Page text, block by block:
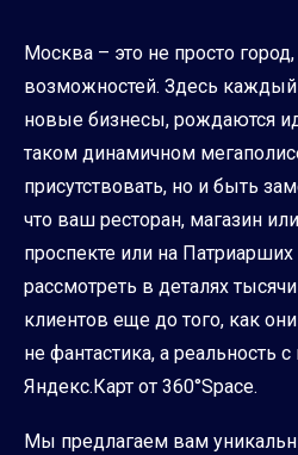
Москва – это не просто
возможностей. Здесь
новые бизнесы, рождаются
таком динамичном
присутствовать, но и быть
что ваш ресторан, магазин
проспекте или на Патриарших
рассмотреть в деталях
клиентов еще до того, как
не фантастика, а реальность
Яндекс.Карт от 360°Space.
Мы предлагаем вам